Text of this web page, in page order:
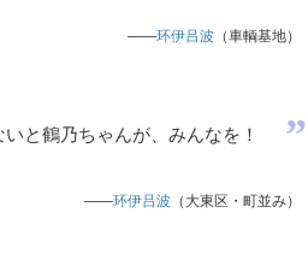
——环伊吕波 （車輌基地）
いと鶴乃ちゃんが、みんなを！ ”
——环伊吕波 （大東区・町並み）